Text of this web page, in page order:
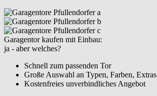
Garagentor kaufen mit Einbau:
ja - aber welches?
Schnell zum passenden Tor
Große Auswahl an Typen, Farben, Extras
Kostenfreies unverbindliches Angebot